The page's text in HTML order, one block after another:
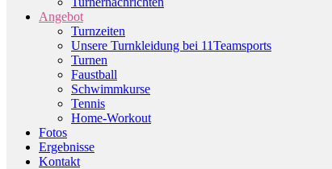
Angebot
Turnzeiten
Unsere Turnkleidung bei 11Teamsports
Turnen
Faustball
Schwimmkurse
Tennis
Home-Workout
Fotos
Ergebnisse
Kontakt